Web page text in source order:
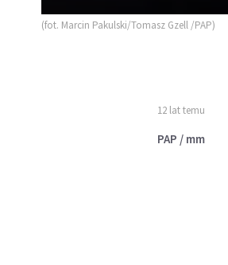
(fot. Marcin Pakulski/Tomasz Gzell /PAP)
12 lat temu
PAP / mm